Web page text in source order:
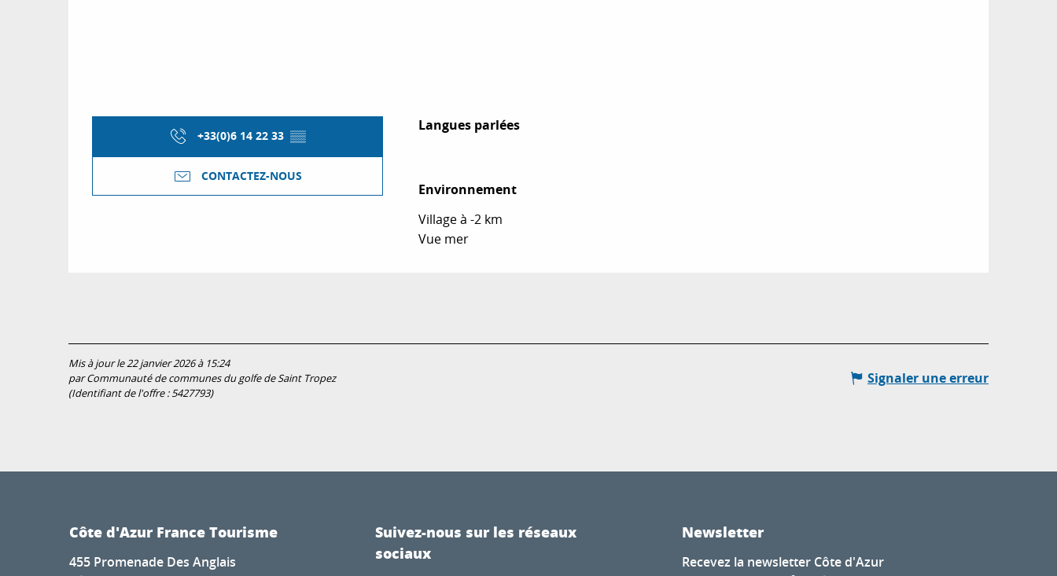
+33(0)6 14 22 33 ▒▒
CONTACTEZ-NOUS
Langues parlées
Langues parlées
Environnement
Environnement
Village à -2 km
Vue mer
Mis à jour le 22 janvier 2026 à 15:24
par Communauté de communes du golfe de Saint Tropez
(Identifiant de l'offre :5427793)
Signaler une erreur
Côte d'Azur France Tourisme
455 Promenade Des Anglais
Suivez-nous sur les réseaux
sociaux
Newsletter
Recevez la newsletter Côte d'Azur